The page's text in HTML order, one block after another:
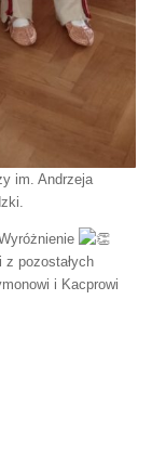
im. Andrzeja
z pozostałych
i Kacprowi